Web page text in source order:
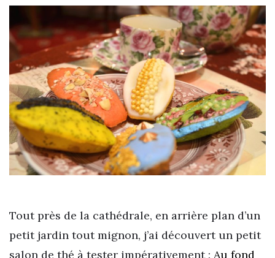
Tout près de la cathédrale, en arrière plan d’un
petit jardin tout mignon, j’ai découvert un petit
salon de thé à tester impérativement : Au fond